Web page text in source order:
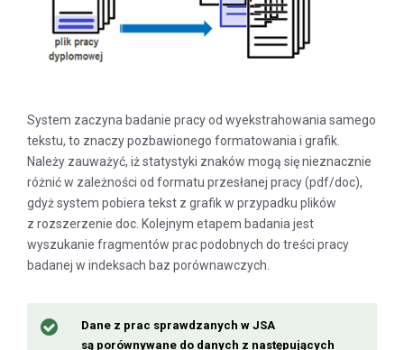
System zaczyna badanie pracy od wyekstrahowania samego
tekstu, to znaczy pozbawionego formatowania i grafik.
Należy zauważyć, iż statystyki znaków mogą się nieznacznie
różnić w zależności od formatu przesłanej pracy (pdf/doc),
gdyż system pobiera tekst z grafik w przypadku plików
z rozszerzenie doc. Kolejnym etapem badania jest
wyszukanie fragmentów prac podobnych do treści pracy
badanej w indeksach baz porównawczych.
Dane z prac sprawdzanych w JSA
są porównywane do danych z następujących